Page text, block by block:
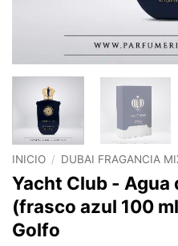
INICIO / DUBAI FRAGANCIA
Yacht Club - Agua
(frasco azul 100
Golfo